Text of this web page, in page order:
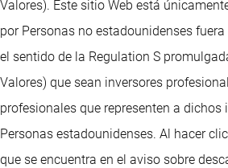
Valores). Este sitio Web está
por Personas no estadounidenses
el sentido de la Regulation S
Valores) que sean inversores
profesionales que representen a dichos
Personas estadounidenses. Al hacer clic
que se encuentra en el aviso sobre